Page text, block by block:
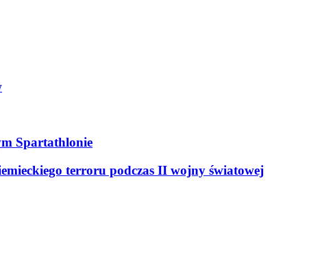
Spartathlonie
terroru podczas II wojny światowej